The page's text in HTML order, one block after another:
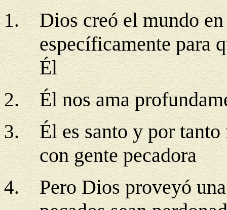
Dios creó el mundo
específicamente para
Él
Él nos ama
Él es santo y por
con gente pecadora
Pero Dios proveyó